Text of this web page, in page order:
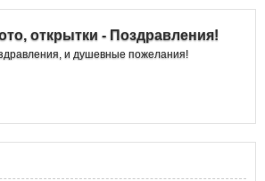
открытки - Поздравления!
и душевные пожелания!